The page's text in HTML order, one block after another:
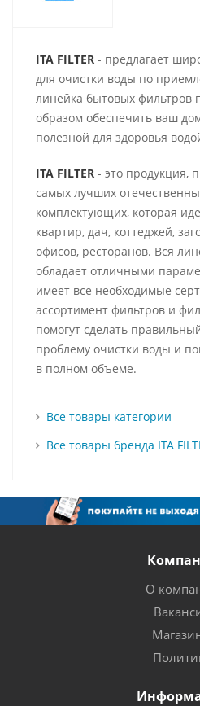
ITA FILTER - предлагает
для очистки воды по
линейка бытовых фильтров
образом обеспечить ваш
полезной для здоровья
ITA FILTER - это продукция,
самых лучших
комплектующих, которая
квартир, дач, коттеджей,
офисов, ресторанов. Вся
обладает отличными
имеет все необходимые
ассортимент фильтров и
помогут сделать
проблему очистки воды и
в полном объеме.
Все товары категории
Все товары бренда ITA
О